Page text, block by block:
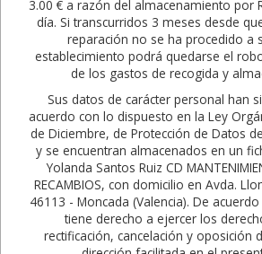
3.00 € a razón del almacenamiento por
día. Si transcurridos 3 meses desde
reparación no se ha procedido a
establecimiento podrá quedarse el
de los gastos de recogida y
Sus datos de carácter personal han
acuerdo con lo dispuesto en la Ley
de Diciembre, de Protección de Datos
y se encuentran almacenados en un
Yolanda Santos Ruiz CD
RECAMBIOS, con domicilio en Avda.
46113 - Moncada (Valencia). De
tiene derecho a ejercer los
rectificación, cancelación y oposición